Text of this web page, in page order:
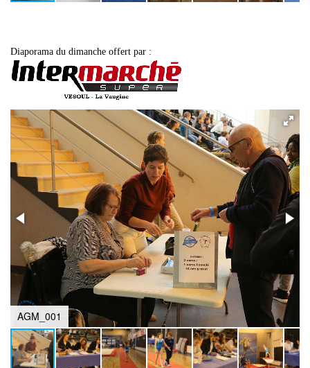
Diaporama du dimanche offert par :
AGM_001